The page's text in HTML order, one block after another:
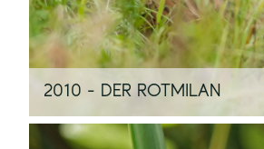
2010 - DER ROTMILAN